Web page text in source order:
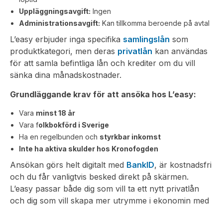
Uppläggningsavgift: Ingen
Administrationsavgift: Kan tillkomma beroende på avtal
L’easy erbjuder inga specifika samlingslån som
produktkategori, men deras privatlån kan användas
för att samla befintliga lån och krediter om du vill
sänka dina månadskostnader.
Grundläggande krav för att ansöka hos L’easy:
Vara minst 18 år
Vara folkbokförd i Sverige
Ha en regelbunden och styrkbar inkomst
Inte ha aktiva skulder hos Kronofogden
Ansökan görs helt digitalt med BankID, är kostnadsfri
och du får vanligtvis besked direkt på skärmen.
L’easy passar både dig som vill ta ett nytt privatlån
och dig som vill skapa mer utrymme i ekonomin med